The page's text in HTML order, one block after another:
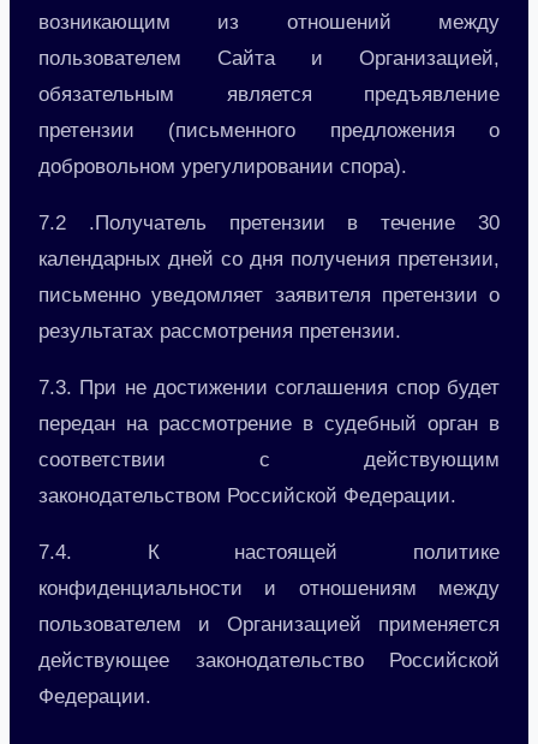
возникающим из отношений между
пользователем Сайта и Организацией,
обязательным является предъявление
претензии (письменного предложения о
добровольном урегулировании спора).
7.2 .Получатель претензии в течение 30
календарных дней со дня получения претензии,
письменно уведомляет заявителя претензии о
результатах рассмотрения претензии.
7.3. При не достижении соглашения спор будет
передан на рассмотрение в судебный орган в
соответствии с действующим
законодательством Российской Федерации.
7.4. К настоящей политике
конфиденциальности и отношениям между
пользователем и Организацией применяется
действующее законодательство Российской
Федерации.